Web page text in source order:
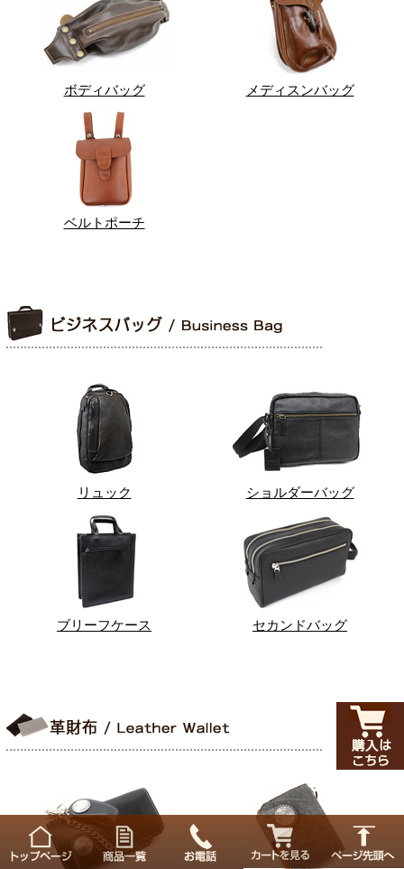
ボディバッグ メディスンバッグ
ベルトポーチ
リュック ショルダーバッグ
ブリーフケース セカンドバッグ